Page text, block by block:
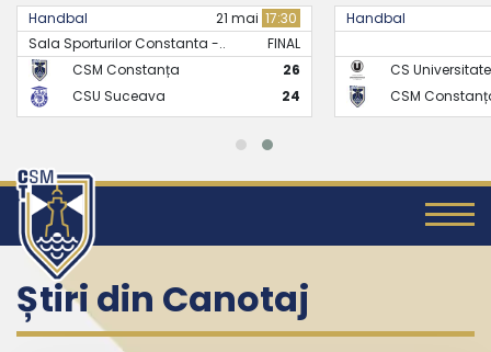
Handbal 21 mai 17:30
Sala Sporturilor Constanta -..
FINAL
CSM Constanța
26
CSU Suceava
24
Handbal
CS
CSM
Știri din Canotaj